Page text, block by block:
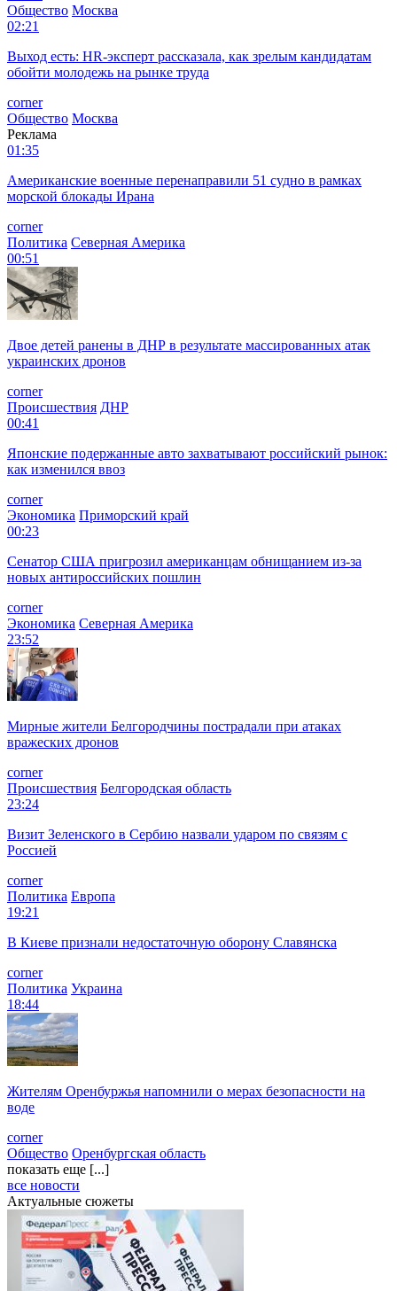
Общество Москва
02:21
Выход есть: HR-эксперт рассказала, как зрелым кандидатам
обойти молодежь на рынке труда
corner
Общество Москва
Реклама
01:35
Американские военные перенаправили 51 судно в рамках
морской блокады Ирана
corner
Политика Северная Америка
00:51
Двое детей ранены в ДНР в результате массированных атак
украинских дронов
corner
Происшествия ДНР
00:41
Японские подержанные авто захватывают российский рынок:
как изменился ввоз
corner
Экономика Приморский край
00:23
Сенатор США пригрозил американцам обнищанием из-за
новых антироссийских пошлин
corner
Экономика Северная Америка
23:52
Мирные жители Белгородчины пострадали при атаках
вражеских дронов
corner
Происшествия Белгородская область
23:24
Визит Зеленского в Сербию назвали ударом по связям с
Россией
corner
Политика Европа
19:21
В Киеве признали недостаточную оборону Славянска
corner
Политика Украина
18:44
Жителям Оренбуржья напомнили о мерах безопасности на
воде
corner
Общество Оренбургская область
показать еще [...]
все новости
Актуальные сюжеты